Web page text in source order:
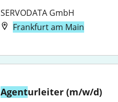
SERVODATA GmbH
Frankfurt am Main
Agenturleiter (m/w/d)